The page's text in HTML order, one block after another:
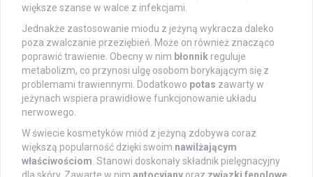
większe szanse w walce z infekcjami.
Jednakże zastosowanie miodu z jeżyną wykracza daleko
poza zwalczanie przeziębień. Może on również znacząco
poprawić trawienie. Obecny w nim błonnik reguluje
metabolizm, co przynosi ulgę osobom borykającym się z
problemami trawiennymi. Dodatkowo potas zawarty w
jeżynach wspiera prawidłowe funkcjonowanie układu
nerwowego.
W świecie kosmetyków miód z jeżyną zdobywa coraz
większą popularność dzięki swoim nawilżającym
właściwościom . Stanowi doskonały składnik pielęgnacyjny